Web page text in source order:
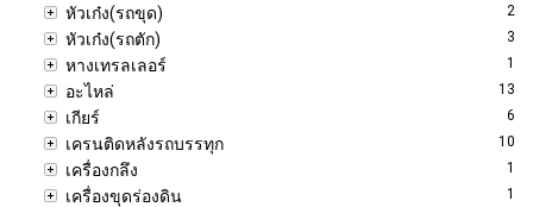
หัวเก๋ง(รถขุด) 2
หัวเก๋ง(รถตัก) 3
หางเทรลเลอร์ 1
อะไหล่ 13
เกียร์ 6
เครนติดหลังรถบรรทุก 10
เครื่องกลึง 1
เครื่องขุดร่องดิน 1